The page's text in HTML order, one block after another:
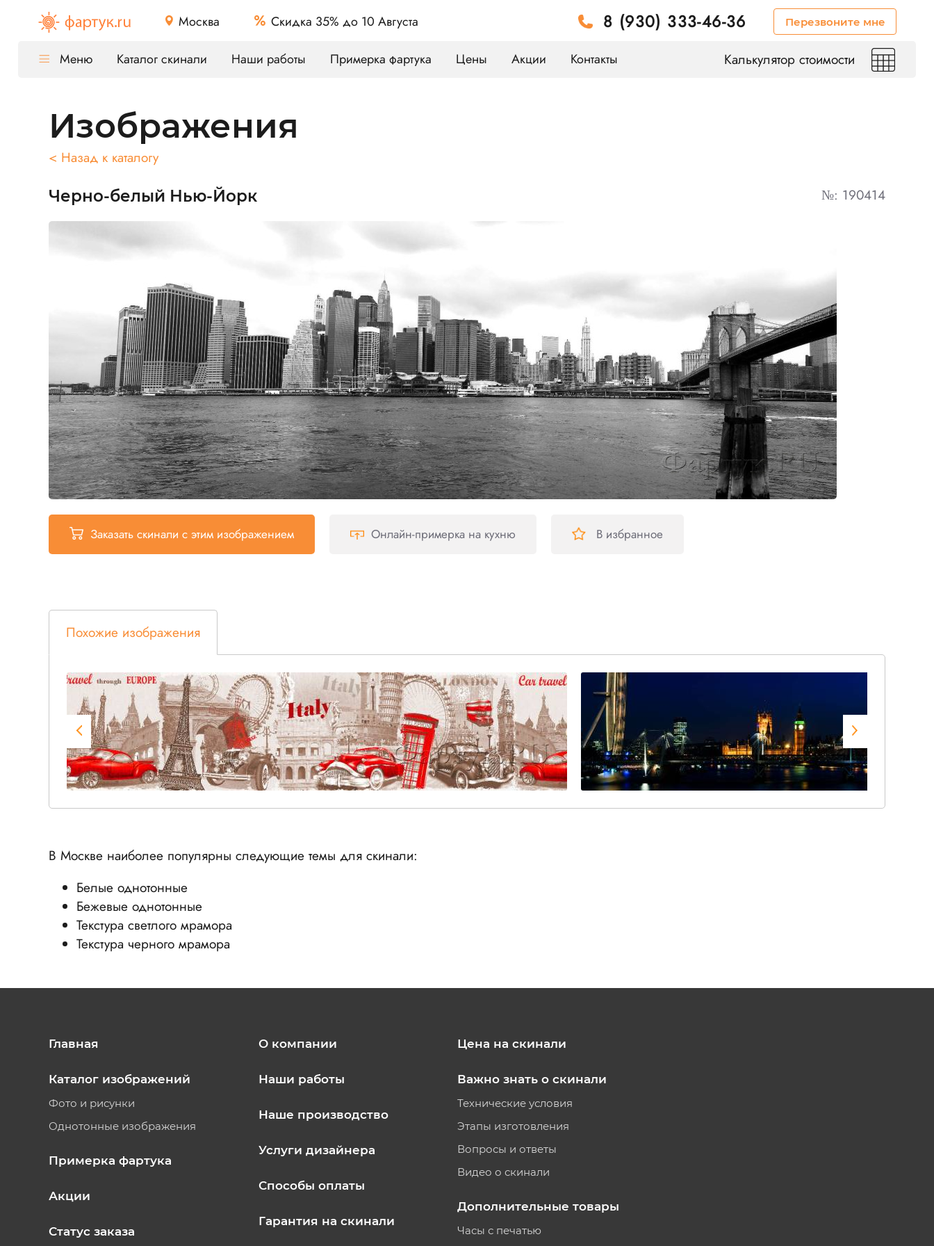
Москва Скидка 35% до 10 Августа 8 (930) 333-46-36 Перезвоните мне
Меню Каталог скинали Наши работы Примерка фартука Цены Акции Контакты Калькулятор стоимости
Изображения
< Назад к каталогу
Черно-белый Нью-Йорк №: 190414
Заказать скинали с этим изображением Онлайн-примерка на кухню В избранное
Похожие изображения
В Москве наиболее популярны следующие темы для скинали:
Белые однотонные
Бежевые однотонные
Текстура светлого мрамора
Текстура черного мрамора
Главная
Каталог изображений
Фото и рисунки
Однотонные изображения
Примерка фартука
Акции
Статус заказа
О компании
Наши работы
Наше производство
Услуги дизайнера
Способы оплаты
Гарантия на скинали
Цена на скинали
Важно знать о скинали
Технические условия
Этапы изготовления
Вопросы и ответы
Видео о скинали
Дополнительные товары
Часы с печатью